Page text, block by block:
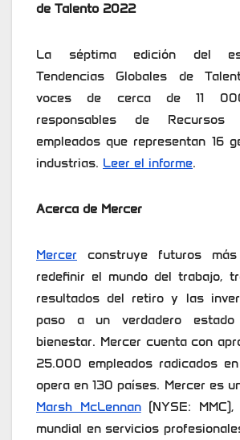
de Talento 2022
La séptima edición del
Tendencias Globales de
voces de cerca de 11
responsables de Recursos
empleados que representan 16
industrias. Leer el informe.
Acerca de Mercer
Mercer construye futuros
redefinir el mundo del trabajo,
resultados del retiro y las
paso a un verdadero
bienestar. Mercer cuenta con
25.000 empleados radicados
opera en 130 países. Mercer es
Marsh McLennan(NYSE:
mundial en servicios